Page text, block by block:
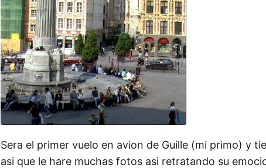
Sera el primer vuelo en avion de Guille (mi primo) y
asi que le hare muchas fotos asi retratando su